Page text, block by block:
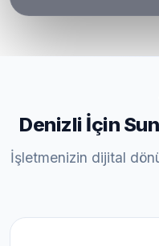
Denizli İçin
İşletmenizin dijital